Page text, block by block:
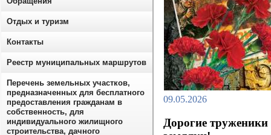
09.05.2026
Дорогие
Отдых и туризм
Контакты
Реестр муниципальных маршрутов
Перечень земельных участков,
предназначенных для бесплатного
предоставления гражданам в
собственность, для
индивидуального жилищного
строительства, дачного